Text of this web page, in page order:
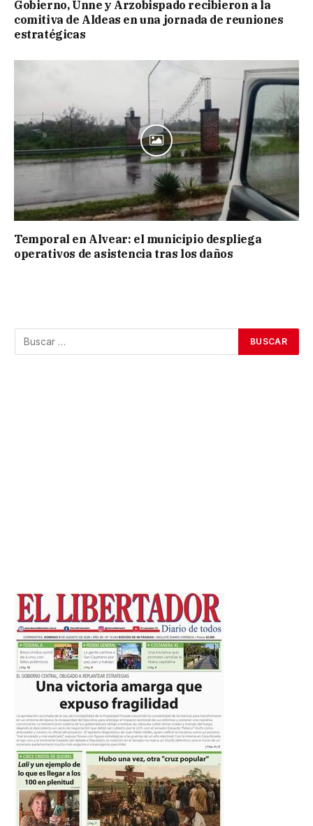
Gobierno, Unne y Arzobispado recibieron a la
comitiva de Aldeas en una jornada de reuniones
estratégicas
Temporal en Alvear: el municipio despliega
operativos de asistencia tras los daños